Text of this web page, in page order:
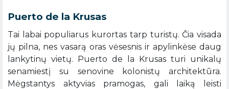
Puerto de la Krusas
Tai labai populiarus kurortas tarp turistų. Čia visada
jų pilna, nes vasarą oras vėsesnis ir apylinkėse daug
lankytinų vietų. Puerto de la Krusas turi unikalų
senamiestį su senovine kolonistų architektūra.
Mėgstantys aktyvias pramogas, gali laiką leisti